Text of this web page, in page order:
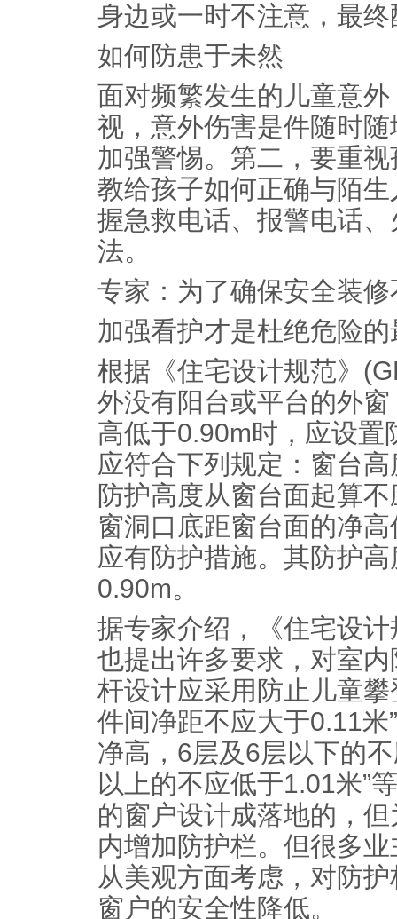
身边或一时不注意，最
如何防患于未然
面对频繁发生的儿童意
视，意外伤害是件随时
加强警惕。第二，要重
教给孩子如何正确与陌
握急救电话、报警电话
法。
专家：为了确保安全装
加强看护才是杜绝危险
根据《住宅设计规范》
外没有阳台或平台的外
高低于0.90m时，应设置
应符合下列规定：窗台
防护高度从窗台面起算
窗洞口底距窗台面的净
应有防护措施。其防护
0.90m。
据专家介绍，《住宅设
也提出许多要求，对室
杆设计应采用防止儿童
件间净距不应大于0.11米
净高，6层及6层以下的
以上的不应低于1.01米”
的窗户设计成落地的，
内增加防护栏。但很多
从美观方面考虑，对防
窗户的安全性降低。